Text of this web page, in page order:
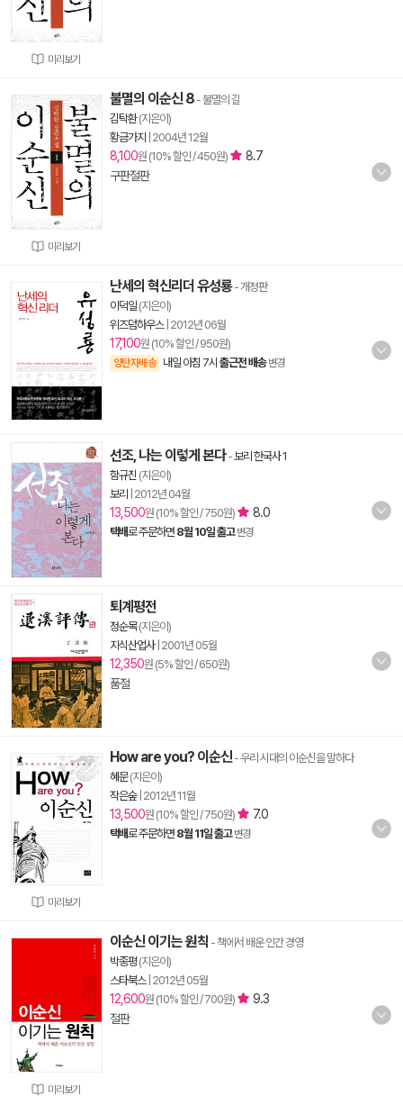
미리보기
미리보기
불멸의 이순신 8 - 불멸의 길
김탁환(지은이)
황금가지
2004년 12월
8,100원 (10% 할인 / 450원)
8.7
구판절판
난세의 혁신리더 유성룡- 개정판
이덕일 (지은이)
위즈덤하우스| 2012년 06월
17,100원 (10% 할인 / 950원)
양탄자배송 내일 아침 7시 출근전 배송 변경
선조, 나는 이렇게 본다-보리 한국사 1
함규진 (지은이)
보리
2012년 04월
13,500원 (10% 할인 / 750원) 8.0
택배로 주문하면 8월 10일 출고 변경
퇴계평전
정순목(지은이)
지식산업사| 2001년 05월
12,350원 (5% 할인 / 650원)
품절
미리보기
How are you? 이순신- 우리 시대의 이순신을 말하다
혜문(지은이)
작은숲| 2012년 11월
13,500원 (10% 할인 / 750원) 7.0
택배로 주문하면 8월 11일 출고 변경
미리보기
이순신 이기는 원칙 - 책에서 배운 인간 경영
박종평(지은이)
스타북스| 2012년 05월
12,600원 (10% 할인 / 700원)
9.3
절판